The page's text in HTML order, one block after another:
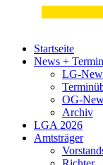
Startseite
News +
LG-
OG-
Archiv
LGA 2026
Amtsträger